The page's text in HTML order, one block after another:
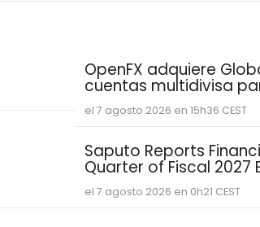
OpenFX adquiere
cuentas multidivisa
el 7 agosto 2026 en 15h36 CEST
Saputo Reports
Quarter of Fiscal 2027
el 7 agosto 2026 en 0h21 CEST